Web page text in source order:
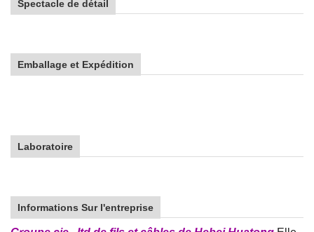
Spectacle de détail
Emballage et Expédition
Laboratoire
Informations Sur l'entreprise